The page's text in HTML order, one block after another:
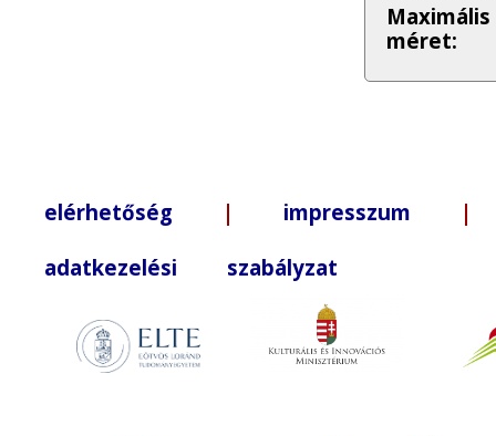
Maximális
méret:
elérhetőség | impresszum |
adatkezelési szabályzat